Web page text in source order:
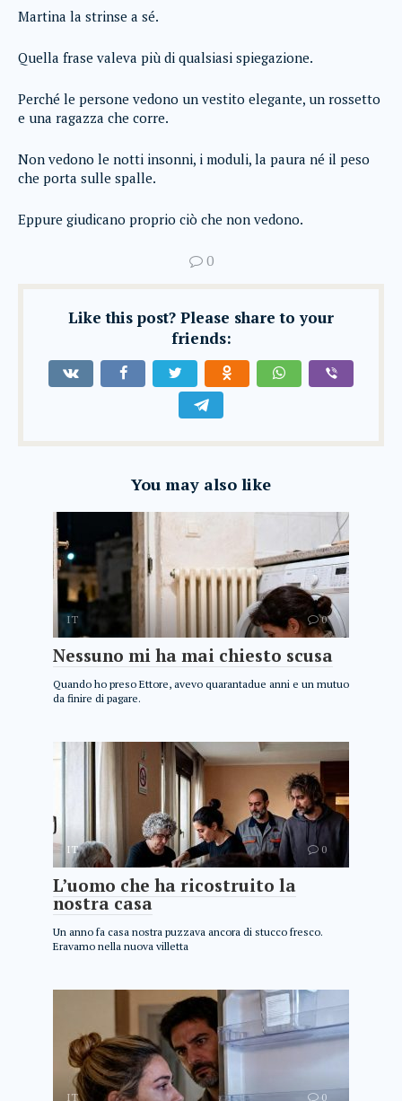
Martina la strinse a sé.
Quella frase valeva più di qualsiasi spiegazione.
Perché le persone vedono un vestito elegante, un rossetto
e una ragazza che corre.
Non vedono le notti insonni, i moduli, la paura né il peso
che porta sulle spalle.
Eppure giudicano proprio ciò che non vedono.
0
Like this post? Please share to your
friends:
You may also like
IT 0
Nessuno mi ha mai chiesto scusa
Quando ho preso Ettore, avevo quarantadue anni e un mutuo
da finire di pagare.
IT 0
L’uomo che ha ricostruito la
nostra casa
Un anno fa casa nostra puzzava ancora di stucco fresco.
Eravamo nella nuova villetta
IT 0